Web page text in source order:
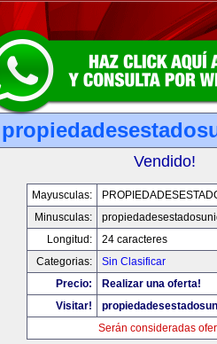
Vendido!
Mayusculas:
Minusculas:
Longitud:
24 caracteres
Categorias:
Sin Clasificar
Precio:
Realizar una oferta!
Visitar!
Serán consideradas